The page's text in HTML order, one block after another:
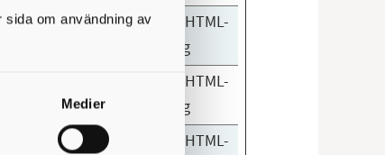
om användning av
Medier
Lokal HTML-
lagring
Lokal HTML-
lagring
Lokal HTML-